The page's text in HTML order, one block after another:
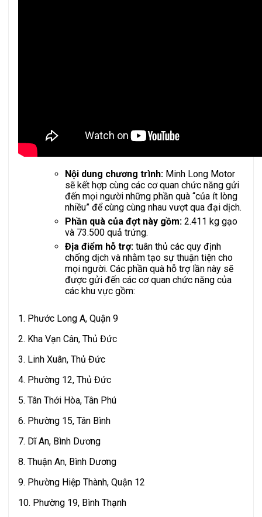
Nội dung chương trình: Minh Long Motor
sẽ kết hợp cùng các cơ quan chức năng gửi
đến mọi người những phần quà “của ít lòng
nhiều” để cùng cùng nhau vượt qua đại dịch.
Phần quà của đợt này gồm: 2.411 kg gạo
và 73.500 quả trứng.
Địa điểm hỗ trợ: tuân thủ các quy định
chống dịch và nhằm tạo sự thuận tiện cho
mọi người. Các phần quà hỗ trợ lần này sẽ
được gửi đến các cơ quan chức năng của
các khu vực gồm:
1. Phước Long A, Quận 9
2. Kha Vạn Cân, Thủ Đức
3. Linh Xuân, Thủ Đức
4. Phường 12, Thủ Đức
5. Tân Thới Hòa, Tân Phú
6. Phường 15, Tân Bình
7. Dĩ An, Bình Dương
8. Thuận An, Bình Dương
9. Phường Hiệp Thành, Quận 12
10. Phường 19, Bình Thạnh